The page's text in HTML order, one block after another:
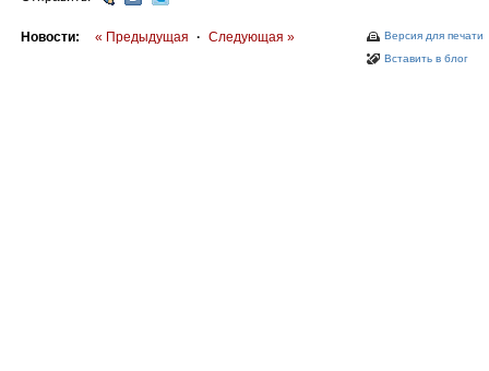
Версия для печати
Вставить в блог
Новости: « Предыдущая · Следующая »